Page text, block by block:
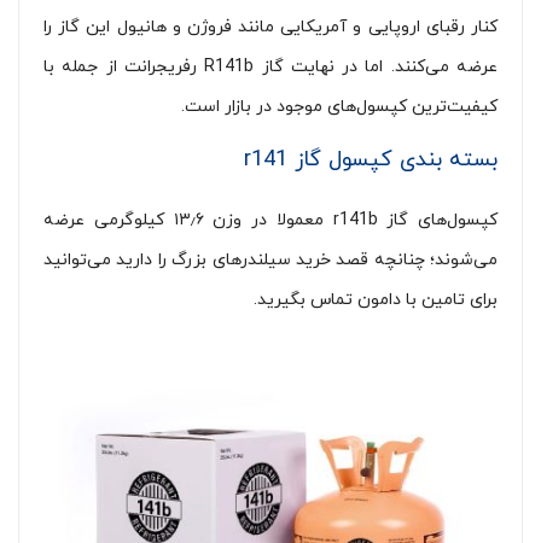
کنار رقبای اروپایی و آمریکایی مانند فروژن و هانیول این گاز را
عرضه می‌کنند. اما در نهایت گاز R141b رفریجرانت از جمله با
کیفیت‌ترین کپسول‌های موجود در بازار است.
بسته بندی کپسول گاز r141
کپسول‌های گاز r141b معمولا در وزن ۱۳٫۶ کیلوگرمی عرضه
می‌شوند؛ چنانچه قصد خرید سیلندرهای بزرگ را دارید می‌توانید
برای تامین با دامون تماس بگیرید.